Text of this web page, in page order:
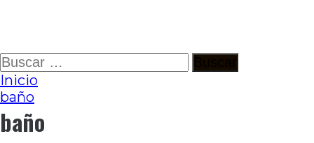
Ir
al
contenido
Buscar:
Inicio
baño
baño